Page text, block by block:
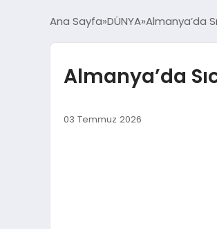
Ana Sayfa DÜNYA Almanya’da
Almanya’da
03 Temmuz 2026